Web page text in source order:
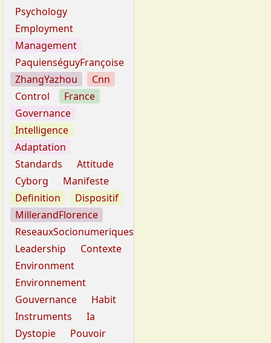
Psychology
Employment
Management
PaquienséguyFrançoise
ZhangYazhou
Cnn
Control
France
Governance
Intelligence
Adaptation
Standards
Attitude
Cyborg
Manifeste
Definition
Dispositif
MillerandFlorence
ReseauxSocionumeriques
Leadership
Contexte
Environment
Environnement
Gouvernance
Habit
Instruments
Ia
Dystopie
Pouvoir